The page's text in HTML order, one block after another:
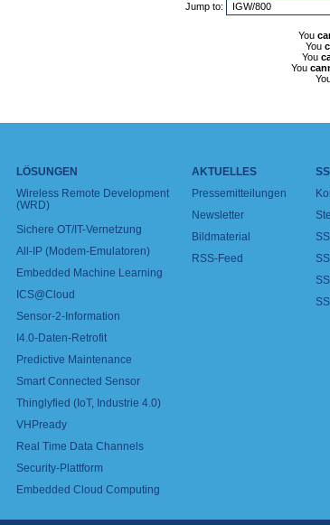
Jump to:
You
You
You
You
LÖSUNGEN
Wireless Remote Development
(WRD)
Sichere OT/IT-Vernetzung
All-IP (Modem-Emulatoren)
Embedded Machine Learning
ICS@Cloud
Sensor-2-Information
I4.0-Daten-Retrofit
Predictive Maintenance
Smart Connected Sensor
Thinglyfied (IoT, Industrie 4.0)
VHPready
Real Time Data Channels
Security-Plattform
Embedded Cloud Computing
AKTUELLES
Pressemitteilungen
Newsletter
Bildmaterial
RSS-Feed